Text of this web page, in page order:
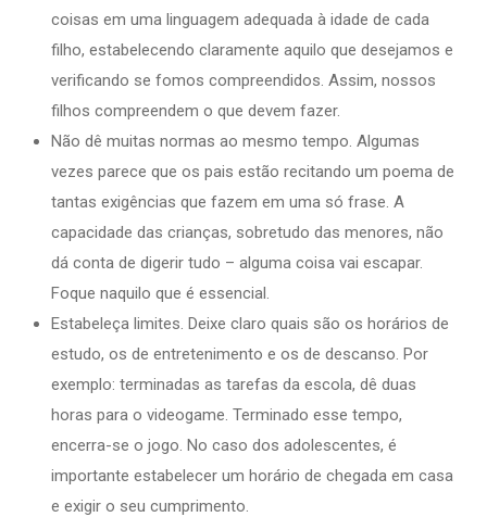
coisas em uma linguagem adequada à idade de cada
filho, estabelecendo claramente aquilo que desejamos e
verificando se fomos compreendidos. Assim, nossos
filhos compreendem o que devem fazer.
Não dê muitas normas ao mesmo tempo. Algumas
vezes parece que os pais estão recitando um poema de
tantas exigências que fazem em uma só frase. A
capacidade das crianças, sobretudo das menores, não
dá conta de digerir tudo – alguma coisa vai escapar.
Foque naquilo que é essencial.
Estabeleça limites. Deixe claro quais são os horários de
estudo, os de entretenimento e os de descanso. Por
exemplo: terminadas as tarefas da escola, dê duas
horas para o videogame. Terminado esse tempo,
encerra-se o jogo. No caso dos adolescentes, é
importante estabelecer um horário de chegada em casa
e exigir o seu cumprimento.